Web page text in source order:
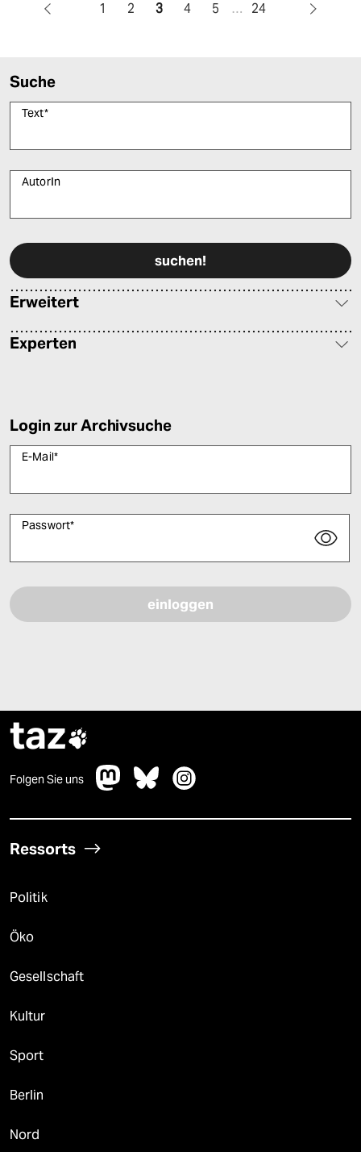
1 2 3 4 5 … 24
Suche
Text*
AutorIn
Erweitert
Experten
Login zur Archivsuche
E-Mail*
Passwort*
taz
Folgen Sie uns
Ressorts
Politik
Öko
Gesellschaft
Kultur
Sport
Berlin
Nord